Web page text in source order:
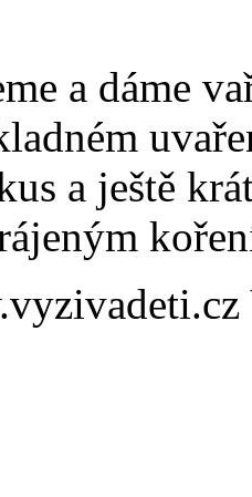
a dáme
a ještě